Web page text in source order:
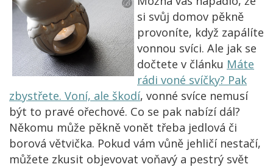
si svůj domov pěkně
provoníte, když zapálíte
vonnou svíci. Ale jak se
dočtete v článku Máte
rádi voné svíčky? Pak
zbystřete. Voní, ale škodí, vonné svíce nemusí
být to pravé ořechové. Co se pak nabízí dál?
Někomu může pěkně vonět třeba jedlová či
borová větvička. Pokud vám vůně jehličí nestačí,
můžete zkusit objevovat voňavý a pestrý svět